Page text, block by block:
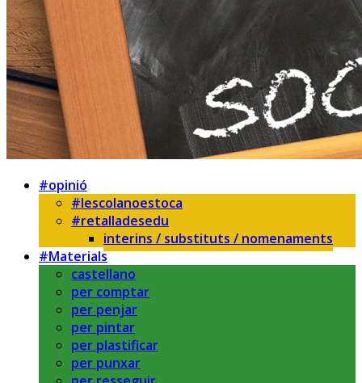
#opinió
#lescolanoestoca
#retalladesedu
interins / substituts / nomenaments
#Materials
castellano
per comptar
per penjar
per pintar
per plastificar
per punxar